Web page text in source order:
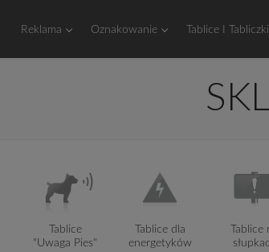
Reklama Oznakowanie Tablice I Tabliczki
Tablice
"Uwaga Pies"
Tablice dla
energetyków
Tablice